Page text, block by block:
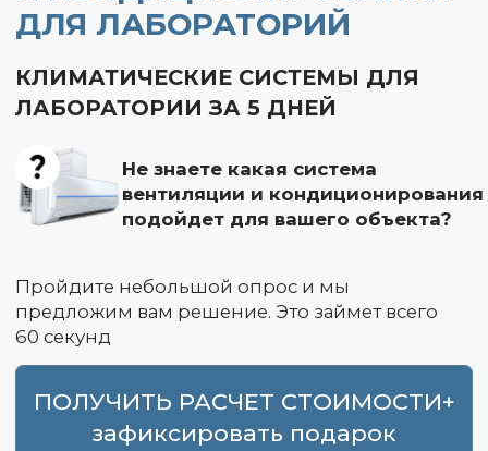
400+ оценок
вытяжная вентиляция
на 20% ниже рынка
ПОЛУЧИТЬ РАСЧЕТ СТОИМОСТИ+
зафиксировать подарок
При заказе 3 подарка : проект
вентиляции,
фильтры на 5 лет вперед и скидка
20% на кондиционирование
Пройдите небольшой опрос и мы
60 секунд
Не знаете какая система
подойдет для вашего объекта?